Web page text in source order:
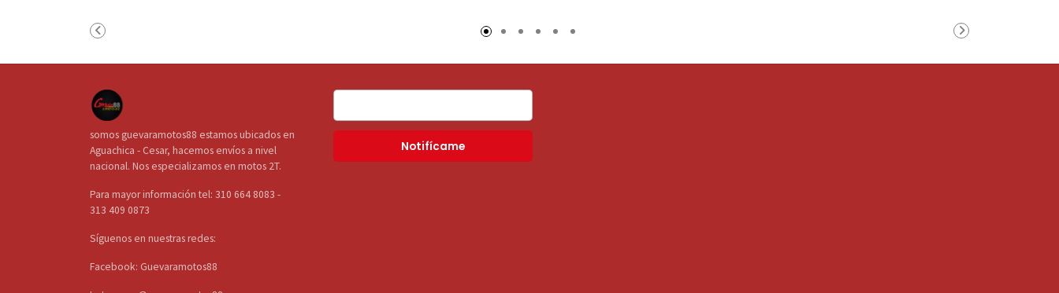
somos guevaramotos88 estamos ubicados en
Aguachica - Cesar, hacemos envíos a nivel
nacional. Nos especializamos en motos 2T.
Para mayor información tel: 310 664 8083 -
313 409 0873
Síguenos en nuestras redes:
Facebook: Guevaramotos88
Notifícame